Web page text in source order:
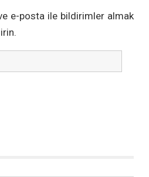
e-posta ile bildirimler almak